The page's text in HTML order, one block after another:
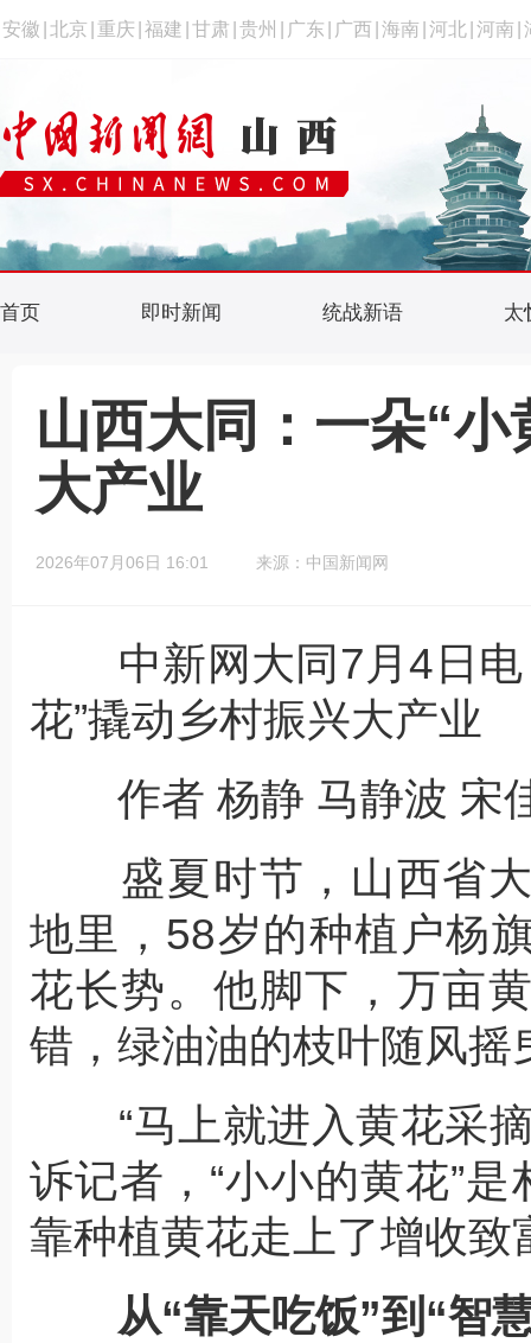
安徽 北京 重庆 福建 甘肃 贵州 广东 广西 海南 河北 河南
首页 即时新闻 统战新语 太
山西大同：一朵“
大产业
2026年07月06日 16:01 来源：中国新闻网
中新网大同7月4日电
花”撬动乡村振兴大产业
作者 杨静 马静波 宋
盛夏时节，山西省大
地里，58岁的种植户杨
花长势。他脚下，万亩
错，绿油油的枝叶随风摇
“马上就进入黄花采摘
诉记者，“小小的黄花”
靠种植黄花走上了增收致
从“靠天吃饭”到“智